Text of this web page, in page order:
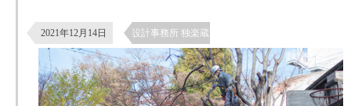
2021年12月14日 設計事務所 独楽蔵 有機な暮らし